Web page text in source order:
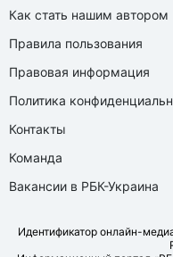
Как стать нашим автором
Правила пользования
Правовая информация
Политика
Контакты
Команда
Вакансии в РБК-Украина
Идентификатор онлайн-